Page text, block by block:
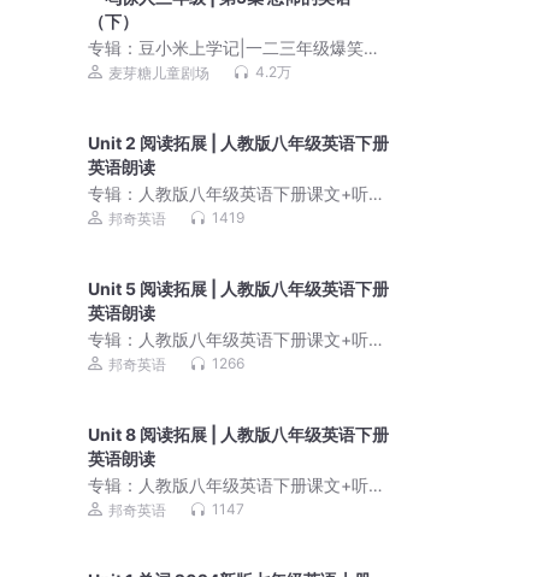
（下）
专辑： 豆小米上学记|一二三年级爆笑校
园|儿童睡前故事
麦芽糖儿童剧场 4.2万
Unit 2 阅读拓展 | 人教版八年级英语下册
英语朗读
专辑： 人教版八年级英语下册课文+听力
原声｜同步教材标准朗
邦奇英语 1419
Unit 5 阅读拓展 | 人教版八年级英语下册
英语朗读
专辑： 人教版八年级英语下册课文+听力
原声｜同步教材标准朗
邦奇英语 1266
Unit 8 阅读拓展 | 人教版八年级英语下册
英语朗读
专辑： 人教版八年级英语下册课文+听力
原声｜同步教材标准朗
邦奇英语 1147